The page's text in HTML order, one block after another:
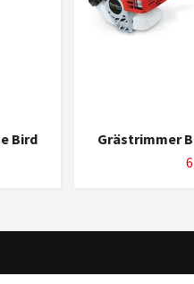
Bird
Grästrimmer